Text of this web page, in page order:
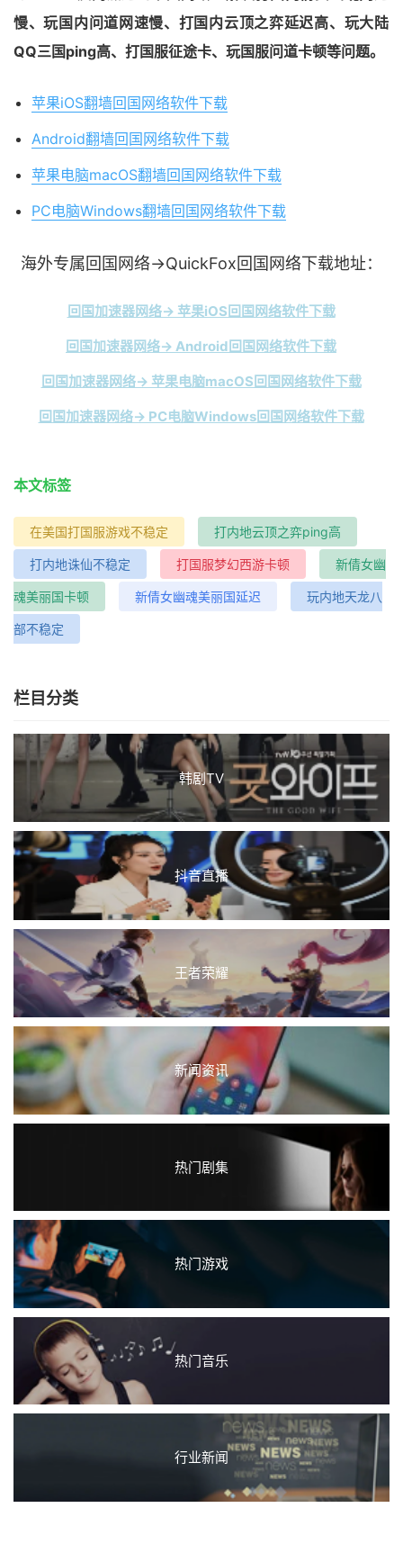
慢、玩国内问道网速慢、打国内云顶之弈延迟高、玩大陆
QQ三国ping高、打国服征途卡、玩国服问道卡顿等问题。
苹果iOS翻墙回国网络软件下载
Android翻墙回国网络软件下载
苹果电脑macOS翻墙回国网络软件下载
PC电脑Windows翻墙回国网络软件下载
海外专属回国网络→QuickFox回国网络下载地址：
回国加速器网络→ 苹果iOS回国网络软件下载
回国加速器网络→ Android回国网络软件下载
回国加速器网络→ 苹果电脑macOS回国网络软件下载
回国加速器网络→ PC电脑Windows回国网络软件下载
本文标签
在美国打国服游戏不稳定 打内地云顶之弈ping高
打内地诛仙不稳定 打国服梦幻西游卡顿 新倩女幽
魂美丽国卡顿 新倩女幽魂美丽国延迟 玩内地天龙八
部不稳定
栏目分类
韩剧TV
抖音直播
王者荣耀
新闻资讯
热门剧集
热门游戏
热门音乐
行业新闻